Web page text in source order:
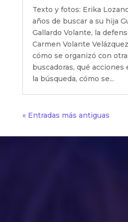
Texto y fotos: Erika
años de buscar a su hija
Gallardo Volante, la
Carmen Volante
cómo se organizó con
buscadoras, qué acciones
la búsqueda, cómo se...
« Entradas más antiguas